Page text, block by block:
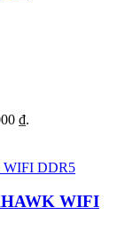
₫.
WIFI